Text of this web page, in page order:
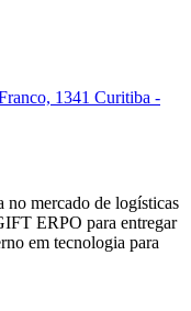
1341 Curitiba -
no mercado de logísticas
ERPO para entregar
em tecnologia para